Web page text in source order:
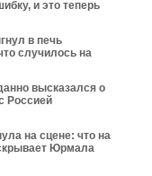
и это теперь
в печь
случилось на
высказался о
Россией
на сцене: что на
Юрмала